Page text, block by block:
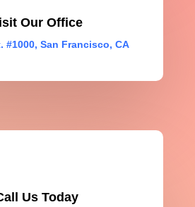
Our Office
#1000, San Francisco, CA
Us Today